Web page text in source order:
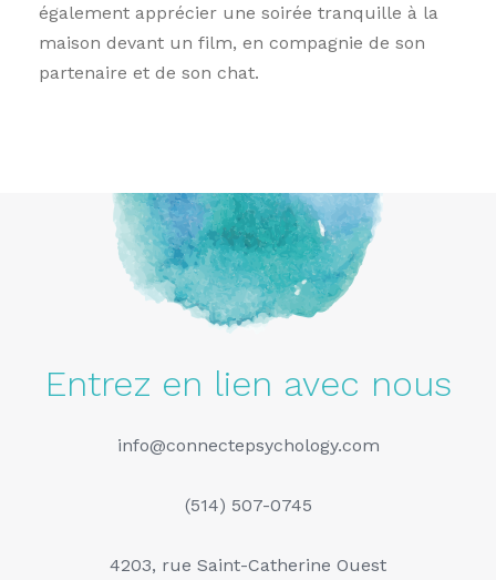
également apprécier une soirée tranquille à la
maison devant un film, en compagnie de son
partenaire et de son chat.
Entrez en lien avec nous
info@connectepsychology.com
(514) 507-0745
4203, rue Saint-Catherine Ouest